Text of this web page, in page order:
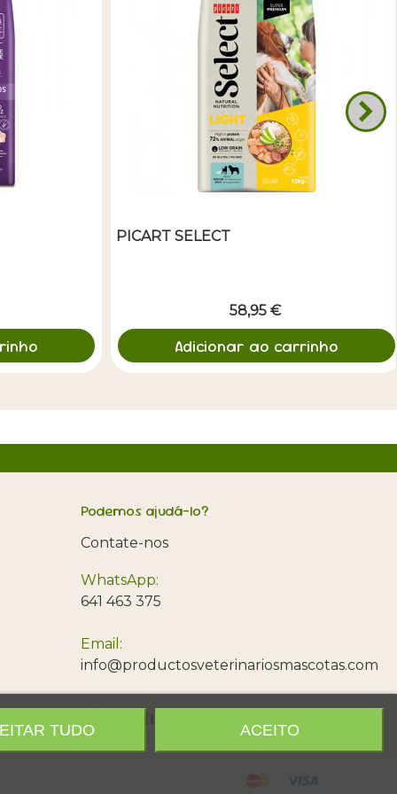
PICART SELECT
58,95 €
Adicionar ao carrinho
TUDO ACEITO
Podemos ajudá-lo?
Contate-nos
WhatsApp:
641 463 375
Email:
info@productosveterinariosmascotas.com